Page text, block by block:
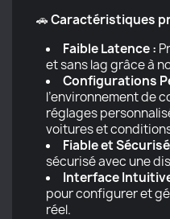
🚗Caractéristiques
Faible Latence :
et sans lag grâce à
Configurations
l’environnement de
réglages
voitures et
Fiable et
sécurisé avec une
Interface
pour configurer et
réel.